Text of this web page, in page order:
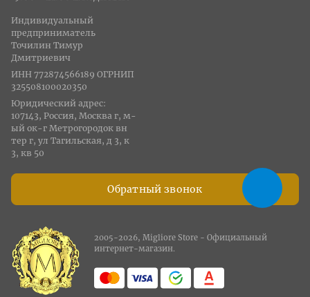
Обратный звонок
Индивидуальный
предприниматель
Точилин Тимур
Дмитриевич
ИНН 772874566189 ОГРНИП
325508100020350
Юридический адрес:
107143, Россия, Москва г, м-
ый ок-г Метрогородок вн
тер г, ул Тагильская, д 3, к
3, кв 50
2005-2026, Migliore Store - Официальный
интернет-магазин.